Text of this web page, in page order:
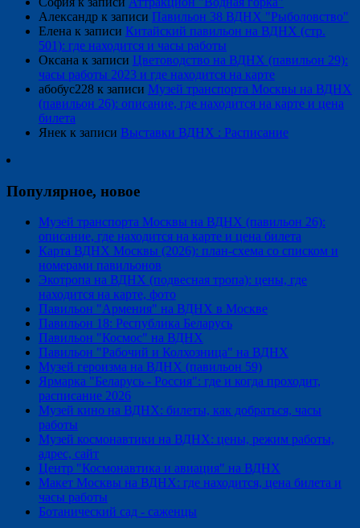
Александр к записи Павильон 38 ВДНХ "Рыболовство"
Елена к записи Китайский павильон на ВДНХ (стр.
501): где находится и часы работы
Оксана к записи Цветоводство на ВДНХ (павильон 29):
часы работы 2023 и где находится на карте
абобус228 к записи Музей транспорта Москвы на ВДНХ
(павильон 26): описание, где находится на карте и цена
билета
Янек к записи Выставки ВДНХ : Расписание
Популярное, новое
Музей транспорта Москвы на ВДНХ (павильон 26):
описание, где находится на карте и цена билета
Карта ВДНХ Москвы (2026): план-схема со списком и
номерами павильонов
Экотропа на ВДНХ (подвесная тропа): цены, где
находится на карте, фото
Павильон "Армения" на ВДНХ в Москве
Павильон 18: Республика Беларусь
Павильон "Космос" на ВДНХ
Павильон "Рабочий и Колхозница" на ВДНХ
Музей героизма на ВДНХ (павильон 59)
Ярмарка "Беларусь - Россия": где и когда проходит,
расписание 2026
Музей кино на ВДНХ: билеты, как добраться, часы
работы
Музей космонавтики на ВДНХ: цены, режим работы,
адрес, сайт
Центр "Космонавтика и авиация" на ВДНХ
Макет Москвы на ВДНХ: где находится, цена билета и
часы работы
Ботанический сад - саженцы